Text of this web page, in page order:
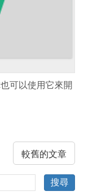
可以使用它來開
較舊的文章